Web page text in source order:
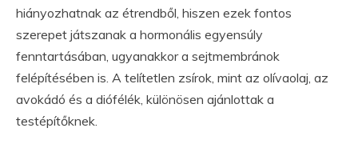
hiányozhatnak az étrendből, hiszen ezek fontos
szerepet játszanak a hormonális egyensúly
fenntartásában, ugyanakkor a sejtmembránok
felépítésében is. A telítetlen zsírok, mint az olívaolaj, az
avokádó és a diófélék, különösen ajánlottak a
testépítőknek.